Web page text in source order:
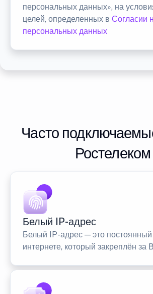
персональных данных», на
целей, определенных в Согласии
персональных данных
Часто
Ростелеком
Белый IP-адрес
Белый IP-адрес — это постоянный
интернете, который закреплён за